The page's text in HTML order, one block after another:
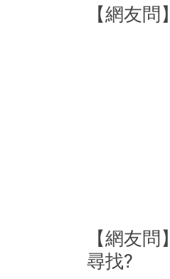
【網友
【網友
尋找?